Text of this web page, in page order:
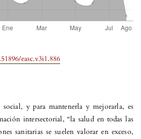
easc.v3i1.886
y para mantenerla y mejorarla, es
intersectorial, “la salud en todas las
sanitarias se suelen valorar en exceso,